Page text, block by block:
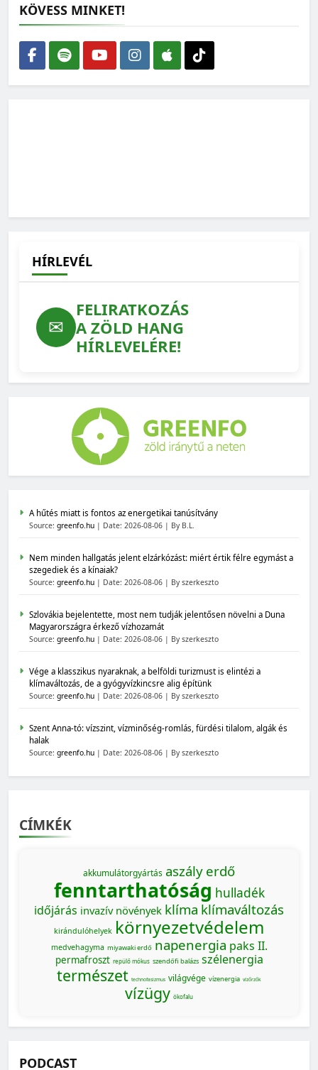
Marokkói példa: látványos eredményt hozott a
nejlonzacskók betiltása
KÖVESS MINKET!
HÍRLEVÉL
✉
FELIRATKOZÁS
A ZÖLD HANG
HÍRLEVELÉRE!
A hűtés miatt is fontos az energetikai tanúsítvány
Source: greenfo.hu Date: 2026-08-06 By B.L.
Nem minden hallgatás jelent elzárkózást: miért értik félre egymást a
szegediek és a kínaiak?
Source: greenfo.hu Date: 2026-08-06 By szerkeszto
Szlovákia bejelentette, most nem tudják jelentősen növelni a Duna
Magyarországra érkező vízhozamát
Source: greenfo.hu Date: 2026-08-06 By szerkeszto
Vége a klasszikus nyaraknak, a belföldi turizmust is elintézi a
klímaváltozás, de a gyógyvízkincsre alig építünk
Source: greenfo.hu Date: 2026-08-06 By szerkeszto
Szent Anna-tó: vízszint, vízminőség-romlás, fürdési tilalom, algák és
halak
Source: greenfo.hu Date: 2026-08-06 By szerkeszto
CÍMKÉK
akkumulátorgyártás aszály erdő
fenntarthatóság hulladék
időjárás invazív növények klíma klímaváltozás
kirándulóhelyek környezetvédelem
medvehagyma miyawaki erdő napenergia paks II.
permafroszt repülő mókus szendőfi balázs szélenergia
természet technofasizmus világvége vízenergia vízőrzők
vízügy ökofalu
PODCAST